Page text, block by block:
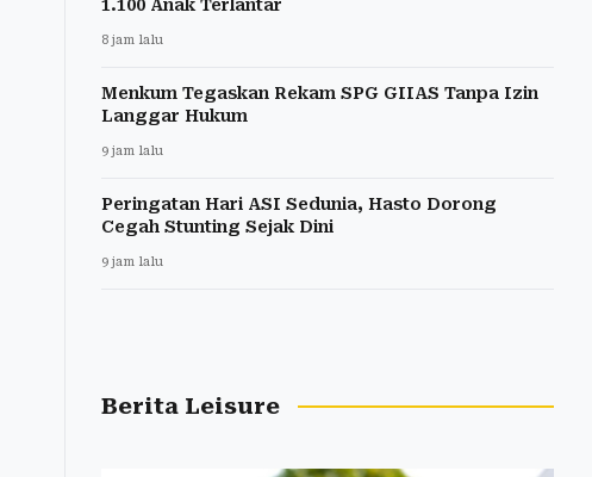
1.100 Anak Terlantar
8 jam lalu
Menkum Tegaskan Rekam SPG GIIAS Tanpa Izin
Langgar Hukum
9 jam lalu
Peringatan Hari ASI Sedunia, Hasto Dorong
Cegah Stunting Sejak Dini
9 jam lalu
Berita Leisure